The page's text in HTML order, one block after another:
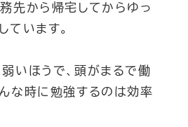
先から帰宅してからゆっ
ています。
いほうで、頭がまるで働
な時に勉強するのは効率